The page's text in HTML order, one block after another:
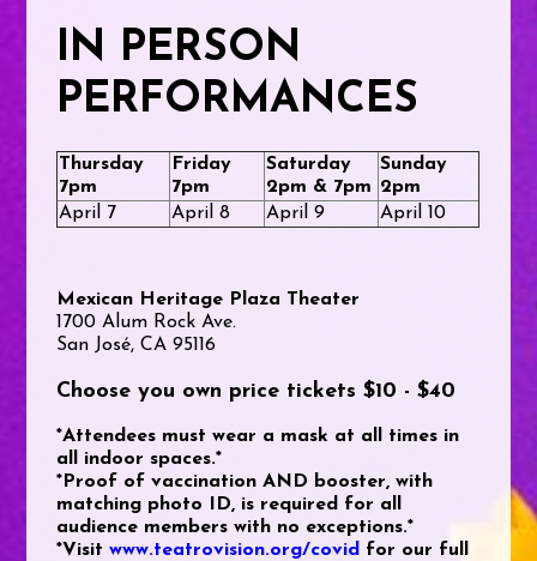
IN PERSON
PERFORMANCES
Thursday
7pm
Friday
7pm
Saturday
2pm & 7pm
Sunday
2pm
April 7
April 8 April 9 April 10
Mexican Heritage Plaza Theater
1700 Alum Rock Ave.
San José, CA 95116
Choose you own price tickets $10 - $40
*Attendees must wear a mask at all times in
all indoor spaces.*
*Proof of vaccination AND booster, with
matching photo ID, is required for all
audience members with no exceptions.*
*Visitwww.teatrovision.org/covid for our full